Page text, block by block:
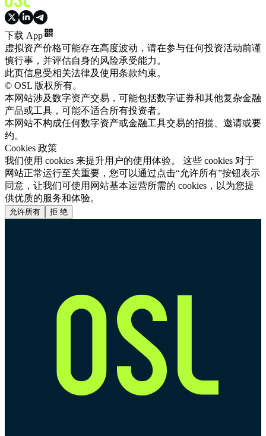
下载 App
虚拟资产价格可能存在高度波动，请在参与任何投资活动前谨
慎行事，并评估自身的风险承受能力。
此页信息受相关法律及使用条款约束。
© OSL 版权所有。
本网站涉及数字资产交易，可能包括数字证券和其他复杂金融
产品或工具，可能不适合所有投资者。
本网站不构成任何数字资产或金融工具交易的招揽、邀请或要
约。
Cookies 政策
我们使用 cookies 来提升用户的使用体验。 这些 cookies 对于
网站正常运行至关重要，您可以通过点击“允许所有”按钮表示
同意，让我们可使用网站基本运营所需的 cookies，以为您提
供优质的服务和体验。
允许所有 拒 绝